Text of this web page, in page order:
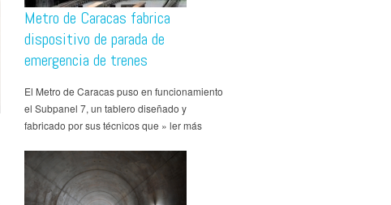
Metro de Caracas fabrica
dispositivo de parada de
emergencia de trenes
El Metro de Caracas puso en funcionamiento
el Subpanel 7, un tablero diseñado y
fabricado por sus técnicos que » ler más